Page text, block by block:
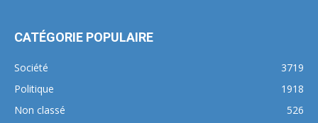
CATÉGORIE POPULAIRE
Société
3719
Politique
1918
Non classé
526